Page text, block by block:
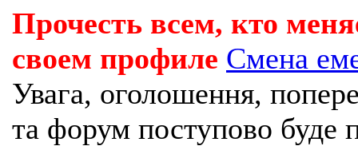
Прочесть всем, кто
своем профиле Смена
Увага, оголошення,
та форум поступово буде